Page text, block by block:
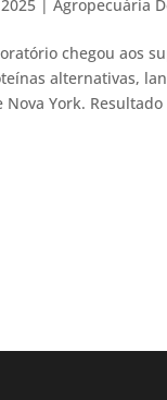
|Agropecuária
chegou aos
alternativas,
York. Resultado